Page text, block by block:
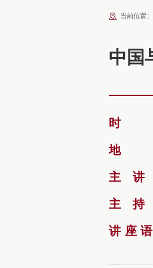
当前位置：
中国
时
地
主讲
主持
讲座